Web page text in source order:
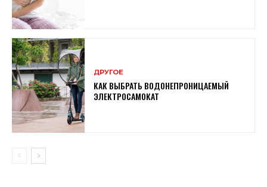
ДРУГОЕ
КАК ВЫБРАТЬ ВОДОНЕПРОНИЦАЕМЫЙ
ЭЛЕКТРОСАМОКАТ